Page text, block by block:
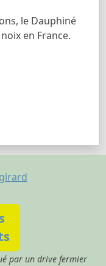
le Dauphiné
en France.
par un drive fermier